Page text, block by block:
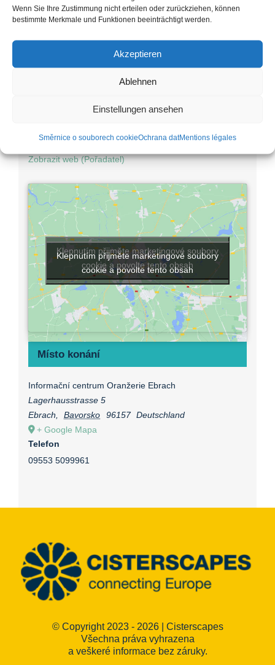
Wenn Sie Ihre Zustimmung nicht erteilen oder zurückziehen, können
bestimmte Merkmale und Funktionen beeinträchtigt werden.
Akzeptieren
Ablehnen
Einstellungen ansehen
Směrnice o souborech cookieOchrana datMentions légales
Klášterní krajinaEBRACH
rosa.karl@lra-ba.bayern.de
Zobrazit web (Pořadatel)
Místo konání
Informační centrum Oranžerie Ebrach
Lagerhausstrasse 5
Ebrach
Bavorsko 96157 Deutschland
+ Google Mapa
Telefon
09553 5099961
Klepnutím přijměte marketingové soubory
cookie a povolte tento obsah
Klepnutím přijměte marketingové soubory
cookie a povolte tento obsah
© Copyright 2023 - 2026 | Cisterscapes
Všechna práva vyhrazena
a veškeré informace bez záruky.